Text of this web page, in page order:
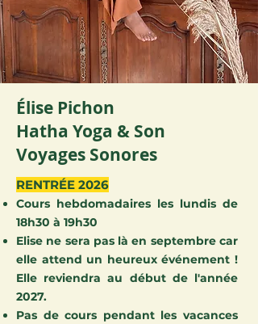
Élise Pichon
Hatha Yoga & Son
Voyages Sonores
RENTRÉE 2026
Cours hebdomadaires les lundis de
18h30 à 19h30
Elise ne sera pas là en septembre car
elle attend un heureux événement !
Elle reviendra au début de l'année
2027.
Pas de cours pendant les vacances